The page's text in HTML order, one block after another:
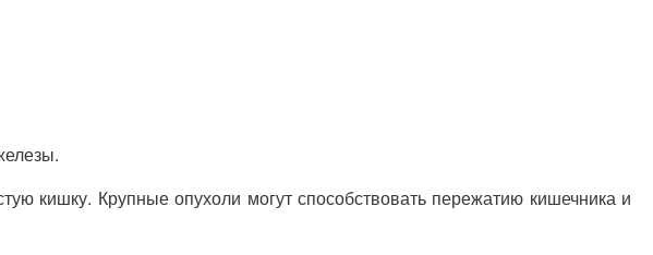
кишку. Крупные опухоли могут способствовать пережатию кишечника и